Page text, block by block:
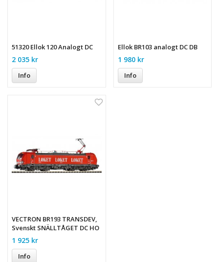
51320 Ellok 120 Analogt DC
2 035 kr
Info
Ellok BR103 analogt DC DB
1 980 kr
Info
VECTRON BR193 TRANSDEV,
Svenskt SNÄLLTÅGET DC HO
1 925 kr
Info